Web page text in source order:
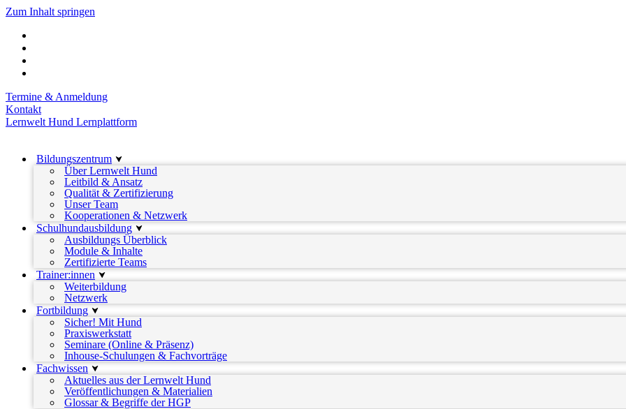
Zum Inhalt springen
Termine & Anmeldung
Kontakt
Lernwelt Hund Lernplattform
Bildungszentrum
Über Lernwelt Hund
Leitbild & Ansatz
Qualität & Zertifizierung
Unser Team
Kooperationen & Netzwerk
Schulhundausbildung
Ausbildungs Überblick
Module & Inhalte
Zertifizierte Teams
Trainer:innen
Weiterbildung
Netzwerk
Fortbildung
Sicher! Mit Hund
Praxiswerkstatt
Seminare (Online & Präsenz)
Inhouse-Schulungen & Fachvorträge
Fachwissen
Aktuelles aus der Lernwelt Hund
Veröffentlichungen & Materialien
Glossar & Begriffe der HGP